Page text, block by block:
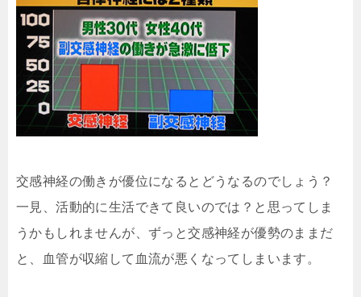
交感神経の働きが優位になるとどうなるのでしょう？
一見、活動的に生活できて良いのでは？と思ってしま
うかもしれませんが、ずっと交感神経が優勢のままだ
と、血管が収縮して血流が悪くなってしまいます。